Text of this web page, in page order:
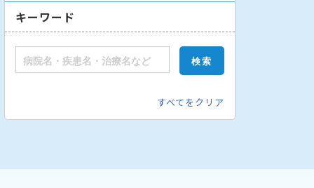
キーワード
すべてをクリア